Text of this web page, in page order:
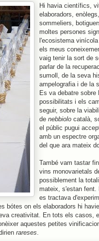
Hi havia científics,
elaboradors,
sommeliers,
moltes persones
l'ecosistema
els meus
vaig tenir la sort de
parlar de la
sumoll, de la seva
ampelografia i de la
Es va debatre sobre
possibilitats i els
seguir, sobre la
de nebbiolo català,
el públic pugui
amb un espectre
del que ara mateix
També vam tastar
vins monovarietals
possiblement la
mateix, s'estan fent.
es tractava
bótes on els elaboradors hi
creativitat. En tots els casos,
aquestes petites
rareses.